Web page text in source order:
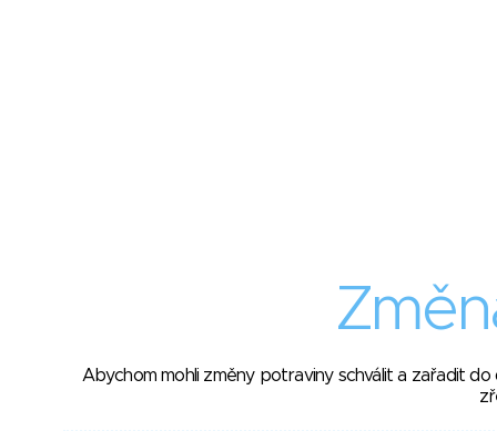
Abychom mohli změny potraviny schválit a zařadit